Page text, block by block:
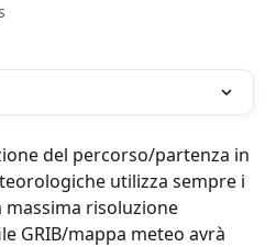
del percorso/partenza in
utilizza sempre i
risoluzione
GRIB/mappa meteo avrà